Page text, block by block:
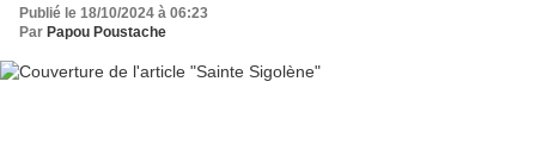
Publié le 18/10/2024 à 06:23
Par Papou Poustache